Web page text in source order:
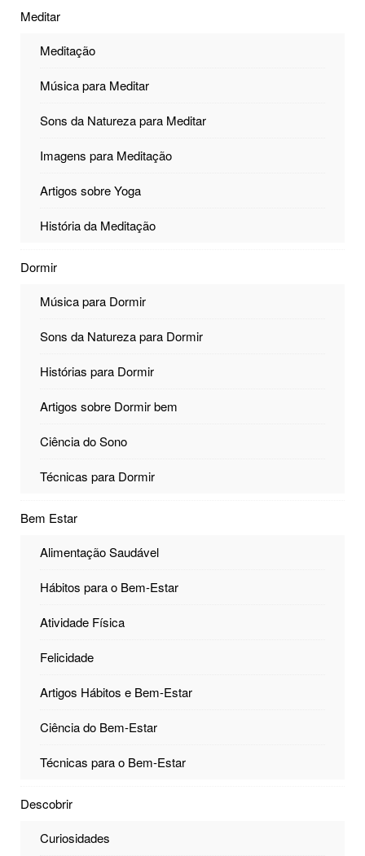
Meditar
Meditação
Música para Meditar
Sons da Natureza para Meditar
Imagens para Meditação
Artigos sobre Yoga
História da Meditação
Dormir
Música para Dormir
Sons da Natureza para Dormir
Histórias para Dormir
Artigos sobre Dormir bem
Ciência do Sono
Técnicas para Dormir
Bem Estar
Alimentação Saudável
Hábitos para o Bem-Estar
Atividade Física
Felicidade
Artigos Hábitos e Bem-Estar
Ciência do Bem-Estar
Técnicas para o Bem-Estar
Descobrir
Curiosidades